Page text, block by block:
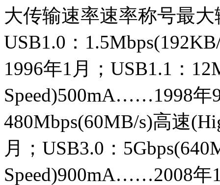
大传输速率速率称号最
USB1.0：
1996年1月；USB1.1：
Speed)500mA……1998年
480Mbps(60MB/s)高速
月；USB3.0：
Speed)900mA……2008年